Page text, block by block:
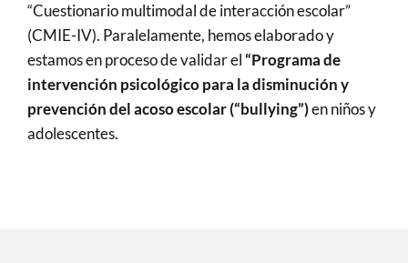
“Cuestionario multimodal de interacción escolar”
(CMIE-IV). Paralelamente, hemos elaborado y
estamos en proceso de validar el“Programa de
intervención psicológico para la disminución y
prevención del acoso escolar (“bullying”)en niños y
adolescentes.